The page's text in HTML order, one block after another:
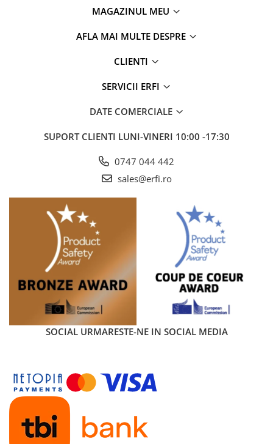
MAGAZINUL MEU
AFLA MAI MULTE DESPRE
CLIENTI
SERVICII ERFI
DATE COMERCIALE
SUPORT CLIENTI LUNI-VINERI 10:00 -17:30
0747 044 442
sales@erfi.ro
SOCIAL URMARESTE-NE IN SOCIAL MEDIA